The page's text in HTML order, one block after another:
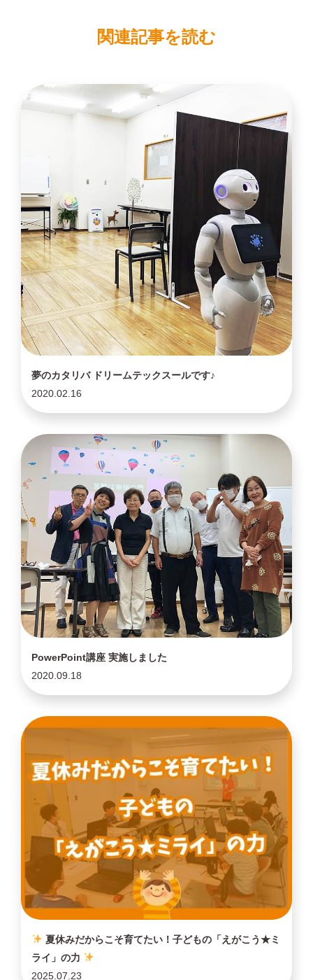
関連記事を読む
夢のカタリバ ドリームテックスールです♪
2020.02.16
PowerPoint講座 実施しました
2020.09.18
夏休みだからこそ育てたい！子どもの「えがこう★ミ
ライ」の力
2025.07.23